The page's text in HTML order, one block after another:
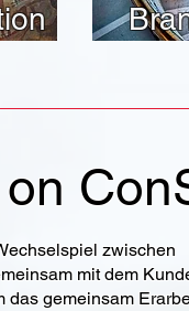
zwischen
mit dem
das gemeinsam